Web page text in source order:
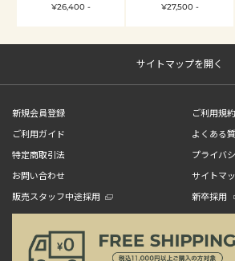
¥26,400 -
¥27,500 -
サイトマップを開く
新規会員登録
ご利用規約
ご利用ガイド
よくある
特定商取引法
プライバ
お問い合わせ
サイトマ
販売スタッフ中途採用
新卒採用